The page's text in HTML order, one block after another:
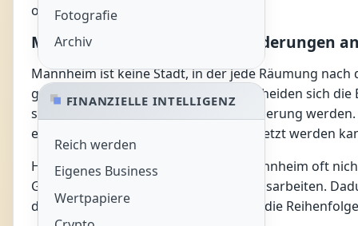
Fotografie
Archiv
FINANZIELLE INTELLIGENZ
Reich werden
Eigenes Business
Wertpapiere
organisatorischer Druck besteht.
Mannheim stellt eigene Anforderungen
Mannheim ist keine Stadt, in der jede Räumung
gemischt genutzten Objekten unterscheiden sich
schon der erste Schritt zur Herausforderung
ein Termin pünktlich und ruhig umgesetzt werden
Hinzu kommt, dass Räumungen in Mannheim oft
Geschäftsauflösungen oder Sanierungsarbeiten.
denkt Abläufe zusammen. Das betrifft die